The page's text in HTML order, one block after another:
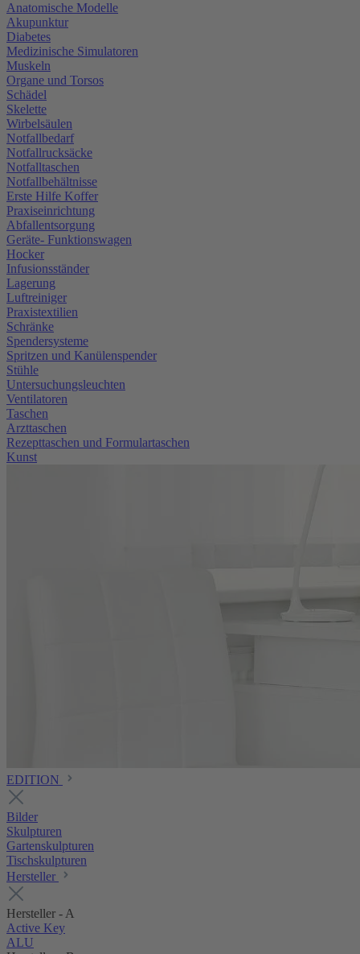
Anatomische Modelle
Akupunktur
Diabetes
Medizinische Simulatoren
Muskeln
Organe und Torsos
Schädel
Skelette
Wirbelsäulen
Notfallbedarf
Notfallrucksäcke
Notfalltaschen
Notfallbehältnisse
Erste Hilfe Koffer
Praxiseinrichtung
Abfallentsorgung
Geräte- Funktionswagen
Hocker
Infusionsständer
Lagerung
Luftreiniger
Praxistextilien
Schränke
Spendersysteme
Spritzen und Kanülenspender
Stühle
Untersuchungsleuchten
Ventilatoren
Taschen
Arzttaschen
Rezepttaschen und Formulartaschen
Kunst
EDITION
Bilder
Skulpturen
Gartenskulpturen
Tischskulpturen
Hersteller
Hersteller - A
Active Key
ALU